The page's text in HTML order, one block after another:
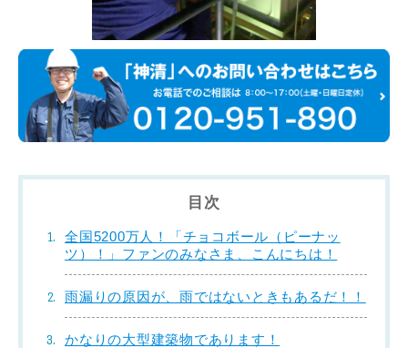
目次
全国5200万人！「チョコボール（ピーナッ
ツ）！」ファンのみなさま、こんにちは！
雨漏りの原因が、雨ではないときもあるだ！！
かなりの大型建築物であります！